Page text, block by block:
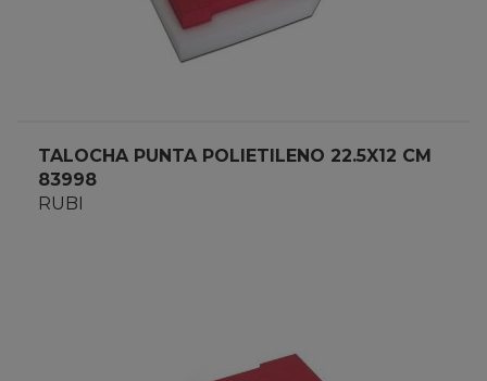
TALOCHA PUNTA POLIETILENO 22.5X12 CM
83998
RUBI